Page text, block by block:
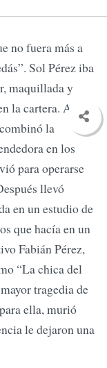
no fuera más a
Sol Pérez iba
maquillada y
la cartera. Antes
la
en los
para operarse
llevó
en un estudio de
que hacía en un
Fabián Pérez,
“La chica del
tragedia de
ella, murió
le dejaron una